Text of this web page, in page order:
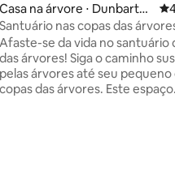
média de 5, 300
Casa na árvore ⋅ Dunbarto
n
Santuário nas copas das
Afaste-se da vida no santuário
das árvores! Siga o caminho
pelas árvores até seu pequeno
copas das árvores. Este espaço